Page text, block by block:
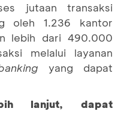
jutaan transaksi
oleh 1.236 kantor
lebih dari 490.000
melalui layanan
yang dapat
lanjut, dapat